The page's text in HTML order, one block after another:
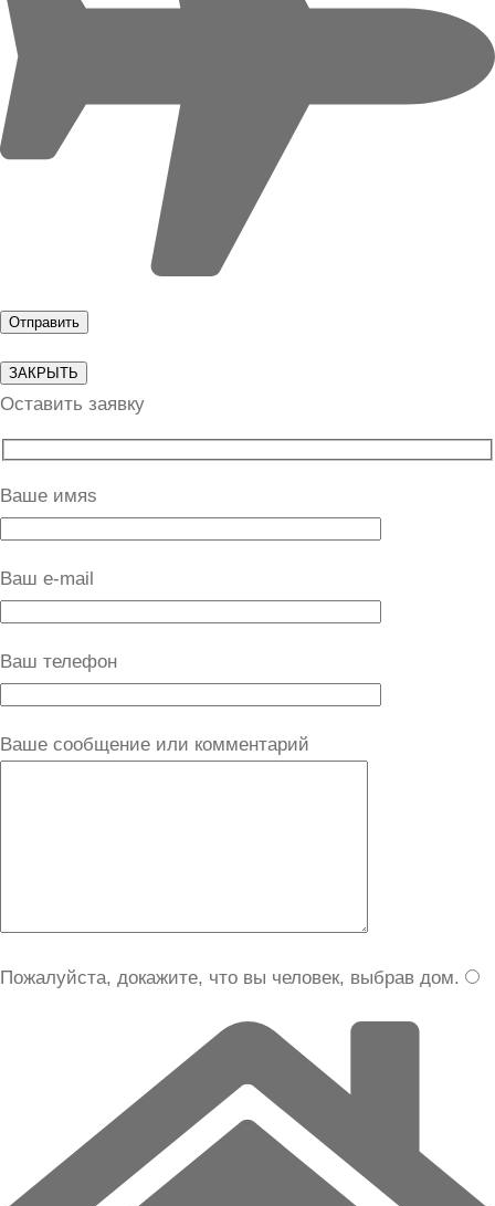
ЗАКРЫТЬ
Оставить заявку
Ваше имяs
Ваш e-mail
Ваш телефон
Ваше сообщение или комментарий
Пожалуйста, докажите, что вы человек, выбрав дом.